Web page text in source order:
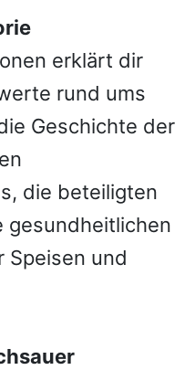
erklärt dir
rund ums
Geschichte der
die beteiligten
gesundheitlichen
und